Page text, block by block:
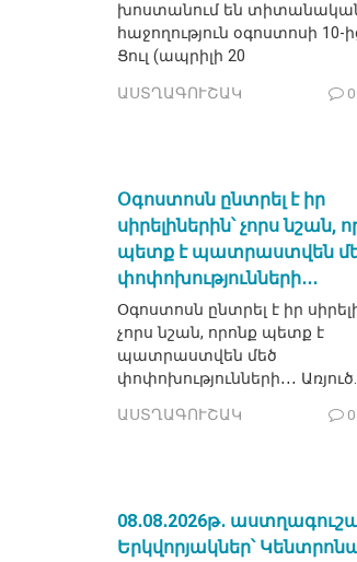
խոստանում են
հաջողություն օգոստոսի 10-
Ցուլ (ապրիլի 20
ԱՍՏՂԱԳՈՒՇԱԿ 0
Օգոստոսն ընտրել է իր
սիրելիներին՝ չորս նշան,
պետք է պատրաստվեն
փոփոխությունների․․․
Օգոստոսն ընտրել է իր
չորս նշան, որոնք պետք է
պատրաստվեն մեծ
փոփոխությունների․․․ Առյուծ.
ԱՍՏՂԱԳՈՒՇԱԿ 0
08․08․2026թ․
Երկվորյակներ՝